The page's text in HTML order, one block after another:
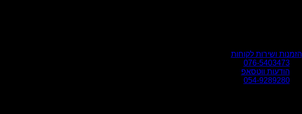
הזמנות ושירות לקוחות
076-5403473
הודעות ווטסאפ
054-9289280